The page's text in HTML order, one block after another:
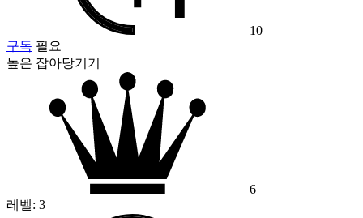
10
구독 필요
높은 잡아당기기
6
레벨: 3